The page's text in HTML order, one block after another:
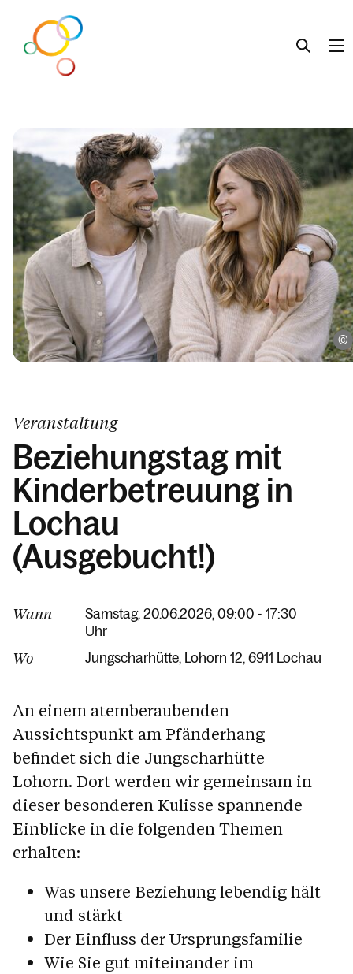
Lebens.Beratung
Liebe.Leben
Familie.Leben
Getrennt.Leben
Veranstaltung
Beziehungstag mit
Kinderbetreuung in
Lochau
(Ausgebucht!)
Wann
Samstag, 20.06.2026, 09:00 - 17:30
Uhr
Wo Jungscharhütte Lohorn 12 6911 Lochau
An einem atemberaubenden
Aussichtspunkt am Pfänderhang
befindet sich die Jungscharhütte
Lohorn. Dort werden wir gemeinsam in
dieser besonderen Kulisse spannende
Einblicke in die folgenden Themen
erhalten:
Was unsere Beziehung lebendig hält
und stärkt
Der Einfluss der Ursprungsfamilie
Wie Sie gut miteinander im